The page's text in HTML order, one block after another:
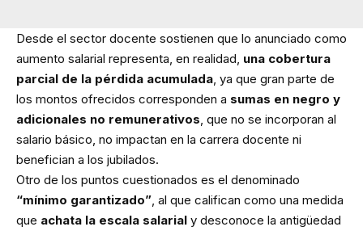
Desde el sector docente sostienen que lo anunciado como
aumento salarial representa, en realidad, una cobertura
parcial de la pérdida acumulada, ya que gran parte de
los montos ofrecidos corresponden a sumas en negro y
adicionales no remunerativos, que no se incorporan al
salario básico, no impactan en la carrera docente ni
benefician a los jubilados.
Otro de los puntos cuestionados es el denominado
“mínimo garantizado”, al que califican como una medida
que achata la escala salarial y desconoce la antigüedad